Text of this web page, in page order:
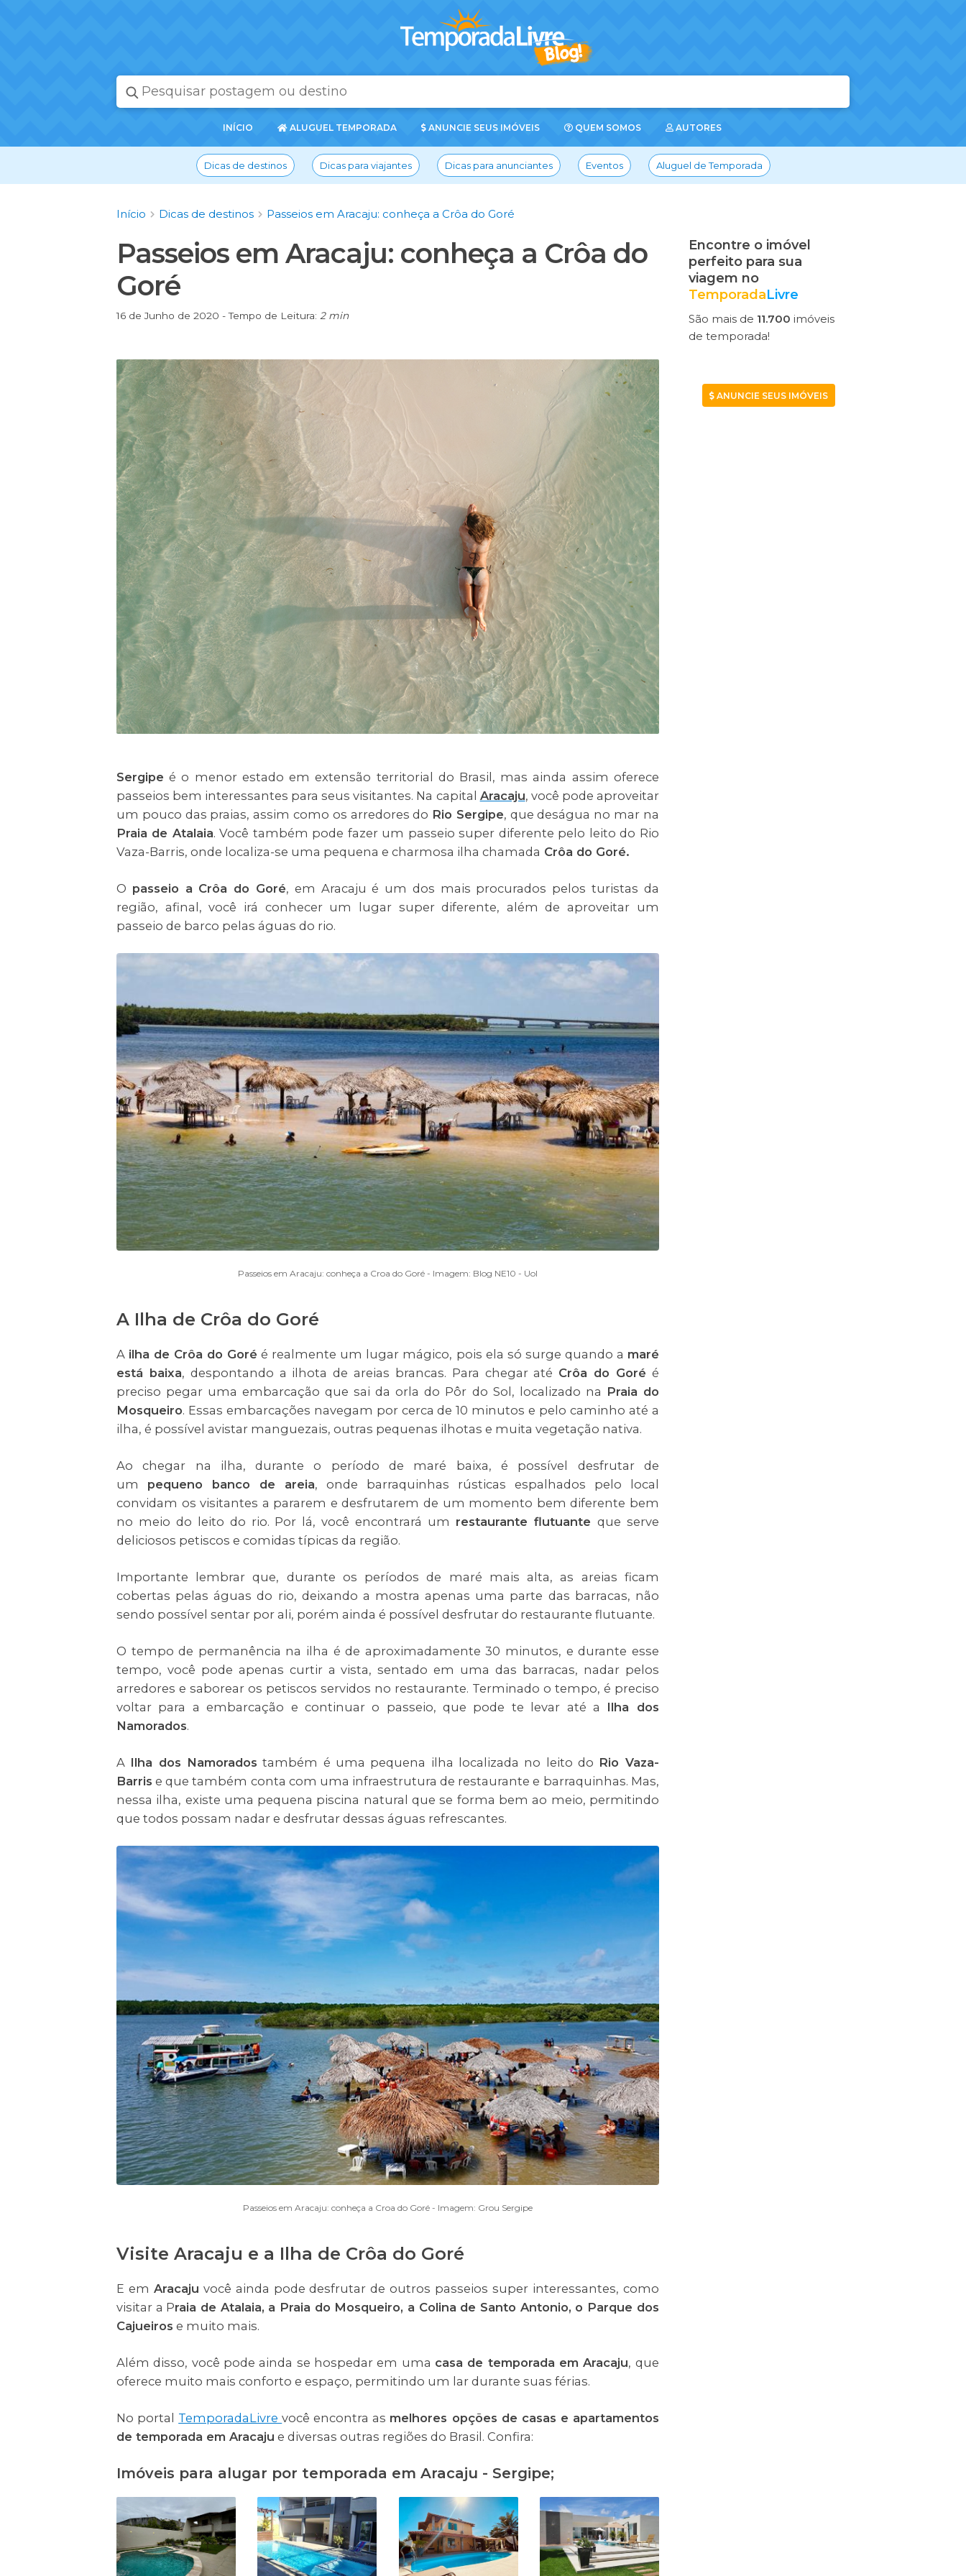
PÁGINA
INÍCIO ALUGUEL TEMPORADA ANUNCIE SEUS IMÓVEIS QUEM SOMOS AUTORES
Dicas de destinos Dicas para viajantes Dicas para anunciantes Eventos Aluguel de Temporada
Início Dicas de destinos Passeios em Aracaju: conheça a Crôa do Goré
Passeios em Aracaju: conheça a Crôa do
Goré
16 de Junho de 2020 - Tempo de Leitura: 2 min
Sergipe é o menor estado em extensão territorial do Brasil, mas ainda assim oferece
passeios bem interessantes para seus visitantes. Na capital Aracaju, você pode aproveitar
um pouco das praias, assim como os arredores do Rio Sergipe, que deságua no mar na
Praia de Atalaia. Você também pode fazer um passeio super diferente pelo leito do Rio
Vaza-Barris, onde localiza-se uma pequena e charmosa ilha chamada Crôa do Goré.
O passeio a Crôa do Goré, em Aracaju é um dos mais procurados pelos turistas da
região, afinal, você irá conhecer um lugar super diferente, além de aproveitar um
passeio de barco pelas águas do rio.
Passeios em Aracaju: conheça a Croa do Goré - Imagem: Blog NE10 - Uol
A Ilha de Crôa do Goré
A ilha de Crôa do Goré é realmente um lugar mágico, pois ela só surge quando a maré
está baixa, despontando a ilhota de areias brancas. Para chegar até Crôa do Goré é
preciso pegar uma embarcação que sai da orla do Pôr do Sol, localizado na Praia do
Mosqueiro. Essas embarcações navegam por cerca de 10 minutos e pelo caminho até a
ilha, é possível avistar manguezais, outras pequenas ilhotas e muita vegetação nativa.
Ao chegar na ilha, durante o período de maré baixa, é possível desfrutar de
um pequeno banco de areia, onde barraquinhas rústicas espalhados pelo local
convidam os visitantes a pararem e desfrutarem de um momento bem diferente bem
no meio do leito do rio. Por lá, você encontrará um restaurante flutuante que serve
deliciosos petiscos e comidas típicas da região.
Importante lembrar que, durante os períodos de maré mais alta, as areias ficam
cobertas pelas águas do rio, deixando a mostra apenas uma parte das barracas, não
sendo possível sentar por ali, porém ainda é possível desfrutar do restaurante flutuante.
O tempo de permanência na ilha é de aproximadamente 30 minutos, e durante esse
tempo, você pode apenas curtir a vista, sentado em uma das barracas, nadar pelos
arredores e saborear os petiscos servidos no restaurante. Terminado o tempo, é preciso
voltar para a embarcação e continuar o passeio, que pode te levar até a Ilha dos
Namorados.
A Ilha dos Namorados também é uma pequena ilha localizada no leito do Rio Vaza-
Barris e que também conta com uma infraestrutura de restaurante e barraquinhas. Mas,
nessa ilha, existe uma pequena piscina natural que se forma bem ao meio, permitindo
que todos possam nadar e desfrutar dessas águas refrescantes.
Passeios em Aracaju: conheça a Croa do Goré - Imagem: Grou Sergipe
Visite Aracaju e a Ilha de Crôa do Goré
E em Aracaju você ainda pode desfrutar de outros passeios super interessantes, como
visitar a Praia de Atalaia, a Praia do Mosqueiro, a Colina de Santo Antonio, o Parque dos
Cajueiros e muito mais.
Além disso, você pode ainda se hospedar em uma casa de temporada em Aracaju, que
oferece muito mais conforto e espaço, permitindo um lar durante suas férias.
No portal TemporadaLivrevocê encontra as melhores opções de casas e apartamentos
de temporada em Aracaju e diversas outras regiões do Brasil. Confira:
Imóveis para alugar por temporada em Aracaju - Sergipe;
Encontre o imóvel
perfeito para sua
viagem no
TemporadaLivre
São mais de 11.700 imóveis
de temporada!
ANUNCIE SEUS IMÓVEIS